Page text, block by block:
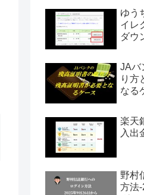
ゆう
イレ
ダウ
JAバ
り方
なる
楽天
入出
野村
方法